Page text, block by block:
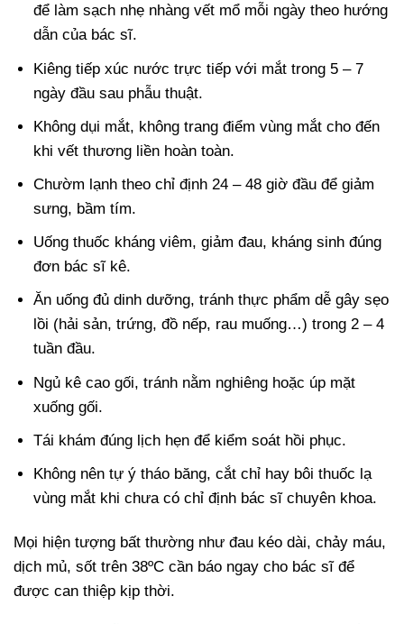
để làm sạch nhẹ nhàng vết mổ mỗi ngày theo hướng
dẫn của bác sĩ.
Kiêng tiếp xúc nước trực tiếp với mắt trong 5 – 7
ngày đầu sau phẫu thuật.
Không dụi mắt, không trang điểm vùng mắt cho đến
khi vết thương liền hoàn toàn.
Chườm lạnh theo chỉ định 24 – 48 giờ đầu để giảm
sưng, bầm tím.
Uống thuốc kháng viêm, giảm đau, kháng sinh đúng
đơn bác sĩ kê.
Ăn uống đủ dinh dưỡng, tránh thực phẩm dễ gây sẹo
lồi (hải sản, trứng, đồ nếp, rau muống…) trong 2 – 4
tuần đầu.
Ngủ kê cao gối, tránh nằm nghiêng hoặc úp mặt
xuống gối.
Tái khám đúng lịch hẹn để kiểm soát hồi phục.
Không nên tự ý tháo băng, cắt chỉ hay bôi thuốc lạ
vùng mắt khi chưa có chỉ định bác sĩ chuyên khoa.
Mọi hiện tượng bất thường như đau kéo dài, chảy máu,
dịch mủ, sốt trên 38ºC cần báo ngay cho bác sĩ để
được can thiệp kịp thời.